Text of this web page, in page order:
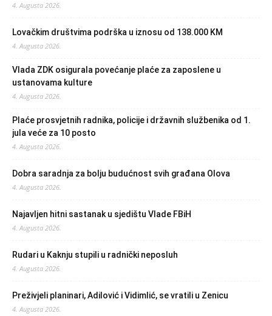
4. Augusta 2026.
Lovačkim društvima podrška u iznosu od 138.000 KM
4. Augusta 2026.
Vlada ZDK osigurala povećanje plaće za zaposlene u
ustanovama kulture
4. Augusta 2026.
Plaće prosvjetnih radnika, policije i državnih službenika od 1.
jula veće za 10 posto
4. Augusta 2026.
Dobra saradnja za bolju budućnost svih građana Olova
4. Augusta 2026.
Najavljen hitni sastanak u sjedištu Vlade FBiH
4. Augusta 2026.
Rudari u Kaknju stupili u radnički neposluh
4. Augusta 2026.
Preživjeli planinari, Adilović i Vidimlić, se vratili u Zenicu
4. Augusta 2026.